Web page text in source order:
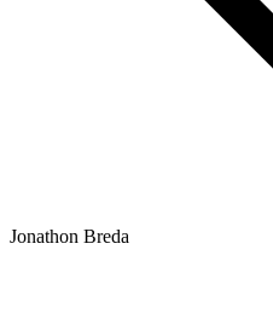
Jonathon Breda